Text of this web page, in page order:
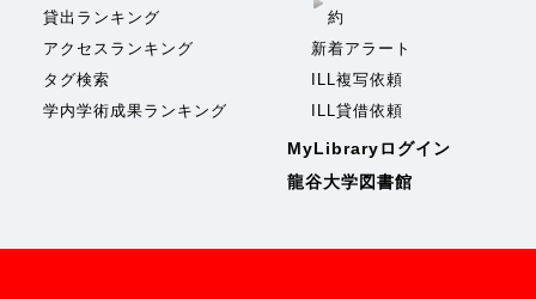
貸出ランキング
アクセスランキング
タグ検索
学内学術成果ランキング
約
新着アラート
ILL複写依頼
ILL貸借依頼
MyLibraryログイン
龍谷大学図書館